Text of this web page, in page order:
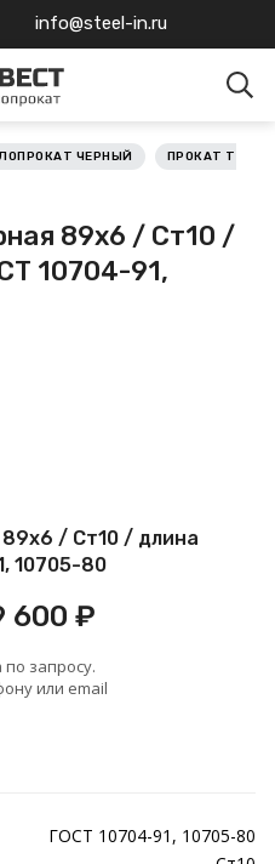
info@steel-in.ru
ЧЕРНЫЙ ПРОКАТ
89х6 / Ст10 /
10704-91,
/ Ст10 / длина
10705-80
600 ₽
запросу.
или email
ГОСТ 10704-91, 10705-80